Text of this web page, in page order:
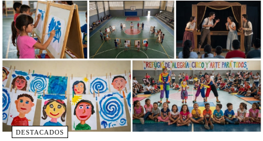
DESTACADOS